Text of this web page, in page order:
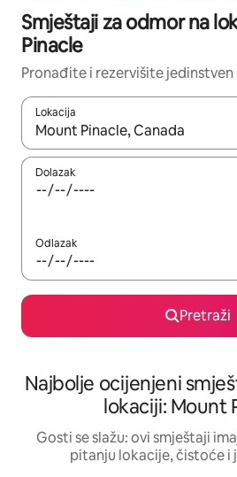
Smještaji za odmor na
Pinacle
Pronađite i rezervišite
Lokacija
Kad rezultati budu dostupni,
Dolazak
Odlazak
Pretraži
Najbolje ocijenjeni
lokaciji: Mount
Gosti se slažu: ovi smještaji
pitanju lokacije, čistoće i